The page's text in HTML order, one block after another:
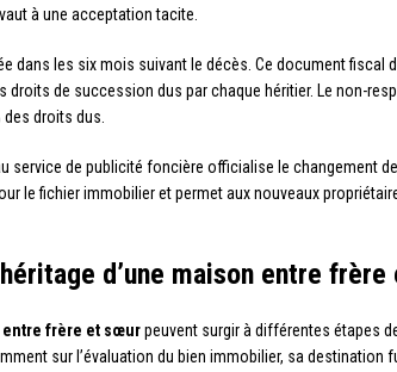
à une acceptation tacite.
dans les six mois suivant le décès. Ce document fiscal
de succession dus par chaque héritier. Le non-
droits dus.
service de publicité foncière officialise le changement
le fichier immobilier et permet aux nouveaux
d’une maison entre
entre frère et sœurpeuvent surgir à différentes étapes
sur l’évaluation du bien immobilier, sa destination